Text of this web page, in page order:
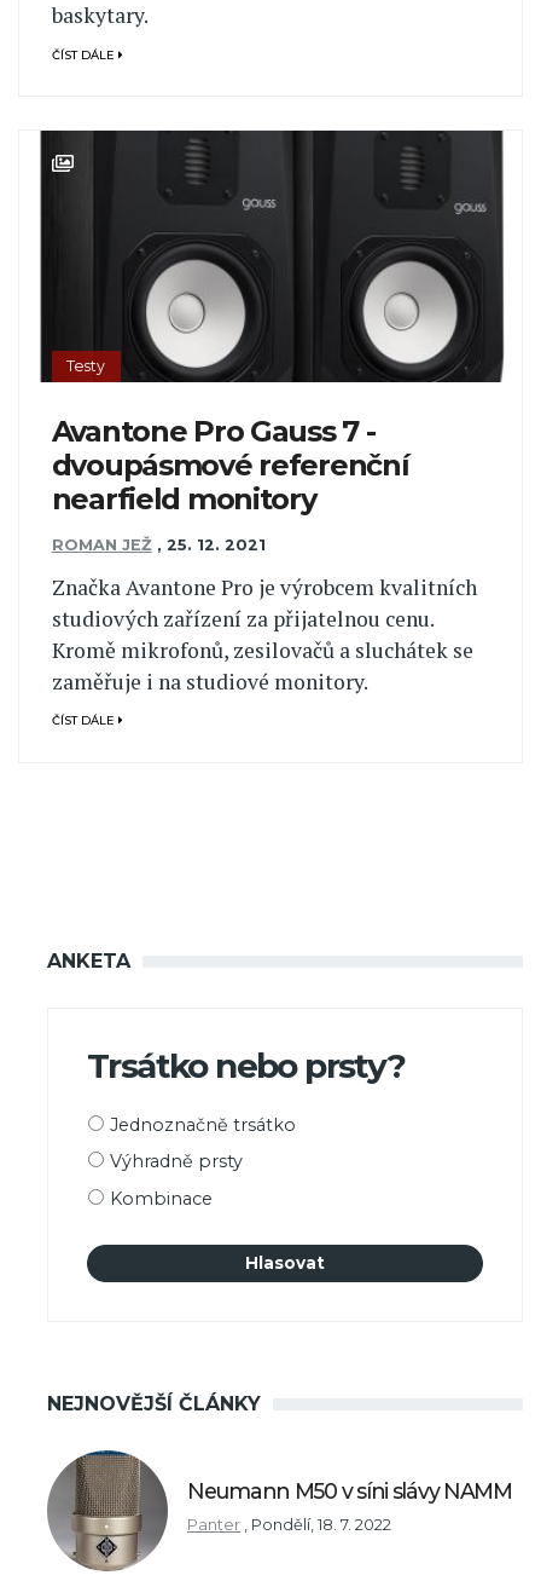
baskytary.
ČÍST DÁLE
Testy
Avantone Pro Gauss 7 -
dvoupásmové referenční
nearfield monitory
ROMAN JEŽ , 25. 12. 2021
Značka Avantone Pro je výrobcem kvalitních
studiových zařízení za přijatelnou cenu.
Kromě mikrofonů, zesilovačů a sluchátek se
zaměřuje i na studiové monitory.
ČÍST DÁLE
ANKETA
Trsátko nebo prsty?
Možnosti
Jednoznačně trsátko
Výhradně prsty
Kombinace
NEJNOVĚJŠÍ ČLÁNKY
Neumann M50 v síni slávy NAMM
Panter Pondělí, 18. 7. 2022